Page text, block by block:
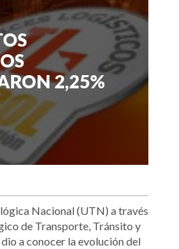
2,25%
Nacional (UTN) a través
de Transporte, Tránsito y
a conocer la evolución del